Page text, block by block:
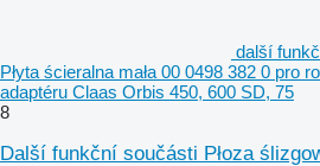
další
Płyta ścieralna mała 00 0498 382 0 pro
adaptéru Claas Orbis 450, 600 SD, 75
8
Další funkční součásti Płoza